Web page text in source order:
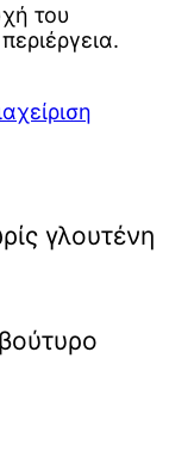
του
γλουτένη